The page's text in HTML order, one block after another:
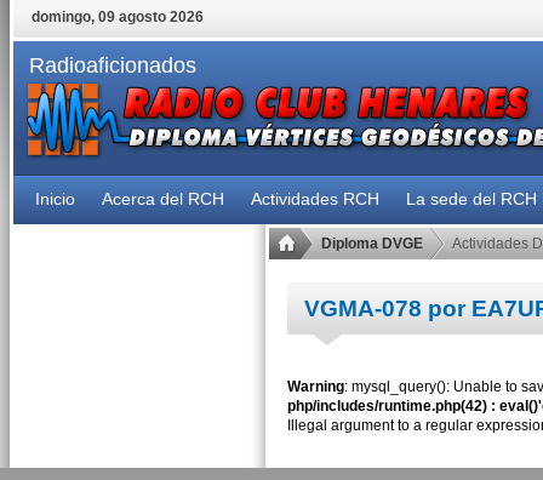
domingo, 09 agosto 2026
Radioaficionados
Inicio Acerca del RCH Actividades RCH La sede del RCH
Diploma DVGE Actividades
VGMA-078 por
Warning: mysql_query(): Unable to
php/includes/runtime.php(42) :
Illegal argument to a regular